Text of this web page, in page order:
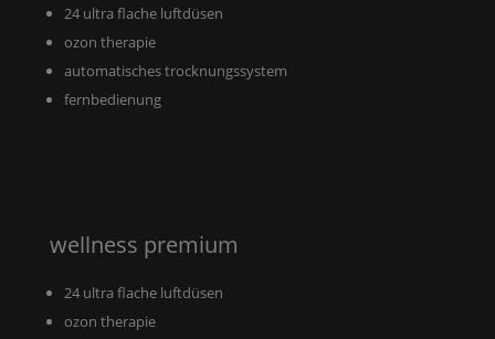
24 ultra flache luftdüsen
ozon therapie
automatisches trocknungssystem
fernbedienung
wellness premium
24 ultra flache luftdüsen
ozon therapie